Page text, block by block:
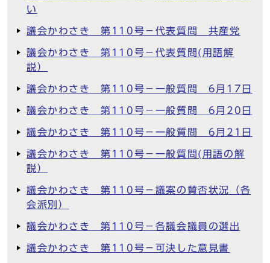
い
議会かわさき 第110号－代表質問 共産党
議会かわさき 第110号－代表質問(用語解
説）
議会かわさき 第110号－一般質問 6月17日
議会かわさき 第110号－一般質問 6月20日
議会かわさき 第110号－一般質問 6月21日
議会かわさき 第110号－一般質問(用語の解
説）
議会かわさき 第110号－議案の賛否状況（各
会派別）
議会かわさき 第110号－各議会議員の選出
議会かわさき 第110号－可決した意見書